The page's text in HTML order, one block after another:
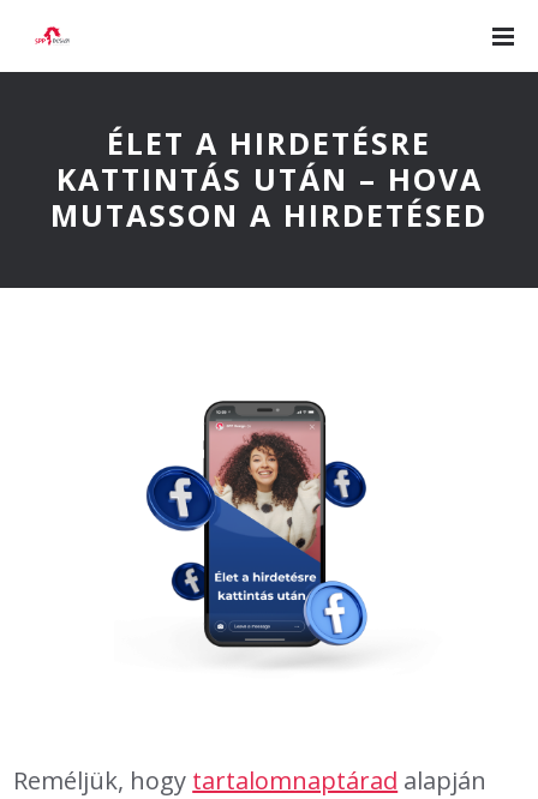
ÉLET A HIRDETÉSRE
KATTINTÁS UTÁN – HOVA
MUTASSON A HIRDETÉSED
Reméljük, hogy tartalomnaptárad alapján